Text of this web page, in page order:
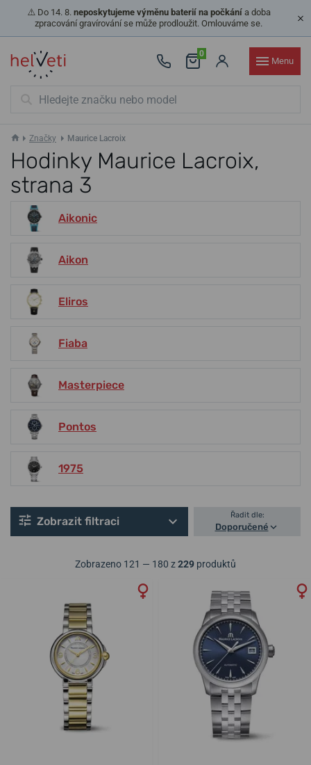
⚠️ Do 14. 8. neposkytujeme výměnu baterií na počkánía doba
zpracování gravírování se může prodloužit. Omlouváme se.
0
Menu
Značky Maurice Lacroix
Hodinky Maurice Lacroix,
strana 3
Aikonic
Aikon
Eliros
Fiaba
Masterpiece
Pontos
1975
Zobrazit filtraci Řadit dle:
Doporučené
Zobrazeno 121 — 180 z229 produktů